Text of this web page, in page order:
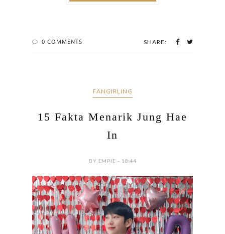
0 COMMENTS SHARE:
FANGIRLING
15 Fakta Menarik Jung Hae
In
BY EMPIE - 18:44